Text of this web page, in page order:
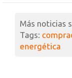
Más noticias
Tags:
energética